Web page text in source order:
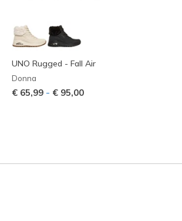
UNO Rugged - Fall Air
Donna
€ 65,99 - € 95,00